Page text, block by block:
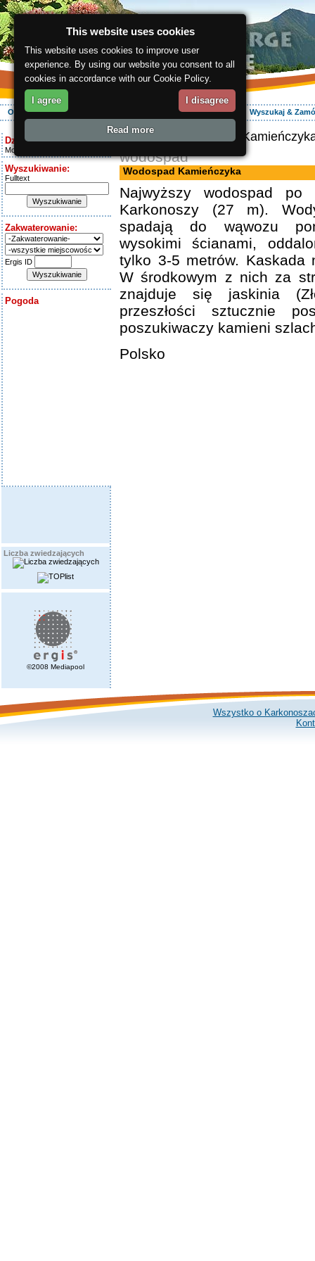
O regionie Aktywnie Zakwaterowanie Wyszukaj &
Dziś jest:
Monday 10.08.2026
Wyszukiwanie:
Fulltext
Zakwaterowanie:
Ergis ID
Pogoda
Liczba zwiedzających
©2008 Mediapool
ergis.cz > Wodospad
wodospad
Wodospad Kamieńczyka
Najwyższy wodospad po
Karkonoszy (27 m).
spadają do wąwozu
wysokimi ścianami,
tylko 3-5 metrów. Kaskada
W środkowym z nich za
znajduje się jaskinia
przeszłości sztucznie
poszukiwaczy kamieni
Polsko
Wszystko o
This website uses cookies
This website uses cookies to improve user
experience. By using our website you consent to all
cookies in accordance with our Cookie Policy.
I agree I disagree
Read more